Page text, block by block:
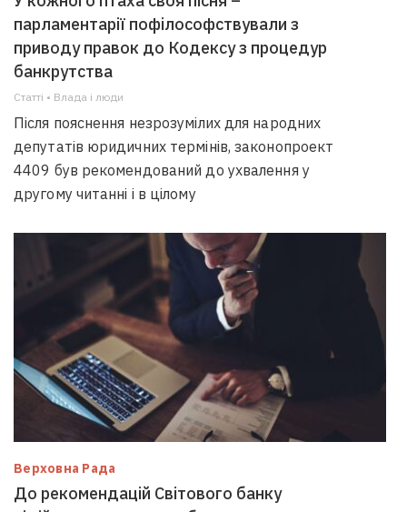
парламентарії пофілософствували з
приводу правок до Кодексу з процедур
банкрутства
Статті • Влада i люди
Після пояснення незрозумілих для народних
депутатів юридичних термінів, законопроект
4409 був рекомендований до ухвалення у
другому читанні і в цілому
Верховна Рада
До рекомендацій Світового банку